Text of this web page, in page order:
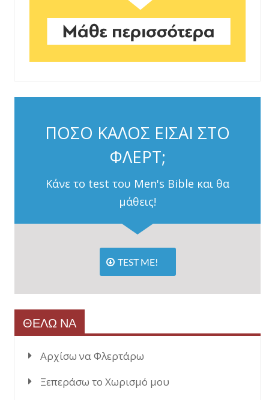
ΠΟΣΟ ΚΑΛΟΣ ΕΙΣΑΙ ΣΤΟ
ΦΛΕΡΤ;
Κάνε το test του Men's Bible και θα
μάθεις!
TEST ME!
ΘΕΛΩ ΝΑ
Αρχίσω να Φλερτάρω
Ξεπεράσω το Χωρισμό μου